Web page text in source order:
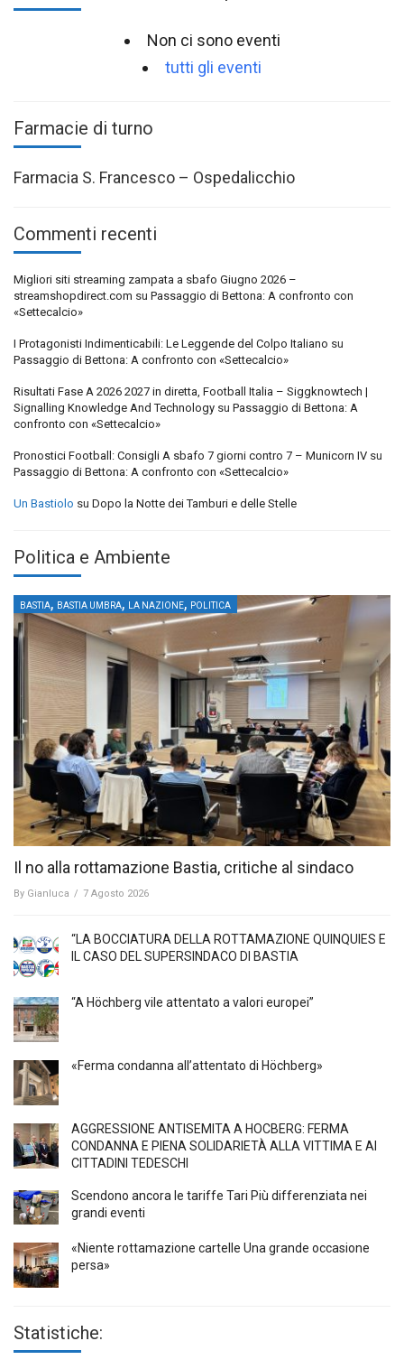
Non ci sono eventi
tutti gli eventi
Farmacie di turno
Farmacia S. Francesco – Ospedalicchio
Commenti recenti
Migliori siti streaming zampata a sbafo Giugno 2026 –
streamshopdirect.com su Passaggio di Bettona: A confronto con
«Settecalcio»
I Protagonisti Indimenticabili: Le Leggende del Colpo Italiano su
Passaggio di Bettona: A confronto con «Settecalcio»
Risultati Fase A 2026 2027 in diretta, Football Italia – Siggknowtech |
Signalling Knowledge And Technology su Passaggio di Bettona: A
confronto con «Settecalcio»
Pronostici Football: Consigli A sbafo 7 giorni contro 7 – Municorn IV su
Passaggio di Bettona: A confronto con «Settecalcio»
Un Bastiolo su Dopo la Notte dei Tamburi e delle Stelle
Politica e Ambiente
BASTIA, BASTIA UMBRA, LA NAZIONE, POLITICA
Il no alla rottamazione Bastia, critiche al sindaco
By Gianluca / 7 Agosto 2026
“LA BOCCIATURA DELLA ROTTAMAZIONE QUINQUIES E
IL CASO DEL SUPERSINDACO DI BASTIA
“A Höchberg vile attentato a valori europei”
«Ferma condanna all’attentato di Höchberg»
AGGRESSIONE ANTISEMITA A HÖCBERG: FERMA
CONDANNA E PIENA SOLIDARIETÀ ALLA VITTIMA E AI
CITTADINI TEDESCHI
Scendono ancora le tariffe Tari Più differenziata nei
grandi eventi
«Niente rottamazione cartelle Una grande occasione
persa»
Statistiche: